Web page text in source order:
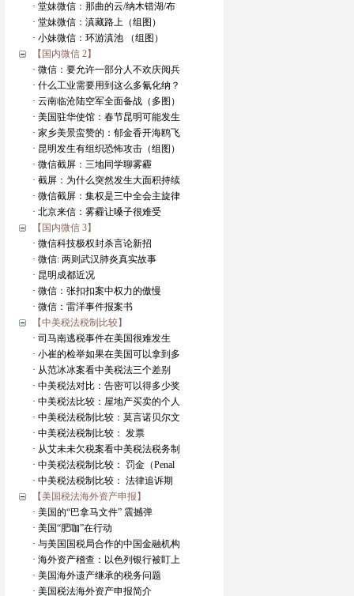
· 堂妹微信：那曲的云/纳木错湖/布
· 堂妹微信：滇藏路上（组图）
· 小妹微信：环游滇池 （组图）
【国内微信 2】
· 微信：要允许一部分人不欢庆阅兵
· 什么工业需要用到这么多氰化纳？
· 云南临沧陆空军全面备战（多图）
· 美国驻华使馆：春节昆明可能发生
· 家乡美景蛮赞的：郁金香开海鸥飞
· 昆明发生有组织恐怖攻击（组图）
· 微信截屏：三地同学聊雾霾
· 截屏：为什么突然发生大面积持续
· 微信截屏：集权是三中全会主旋律
· 北京来信：雾霾让嗓子很难受
【国内微信 3】
· 微信科技极权封杀言论新招
· 微信: 两则武汉肺炎真实故事
· 昆明成都近况
· 微信：张扣扣案中权力的傲慢
· 微信：雷洋事件报案书
【中美税法税制比较】
· 司马南逃税事件在美国很难发生
· 小崔的检举如果在美国可以拿到多
· 从范冰冰案看中美税法三个差别
· 中美税法对比：告密可以得多少奖
· 中美税法比较：屋地产买卖的个人
· 中美税法税制比较：莫言诺贝尔文
· 中美税法税制比较： 发票
· 从艾未未欠税案看中美税法税务制
· 中美税法税制比较： 罚金（Penal
· 中美税法税制比较： 法律追诉期
【美国税法海外资产申报】
· 美国的“巴拿马文件” 震撼弹
· 美国“肥咖”在行动
· 与美国国税局合作的中国金融机构
· 海外资产稽查：以色列银行被盯上
· 美国海外遗产继承的税务问题
· 美国税法海外资产申报简介